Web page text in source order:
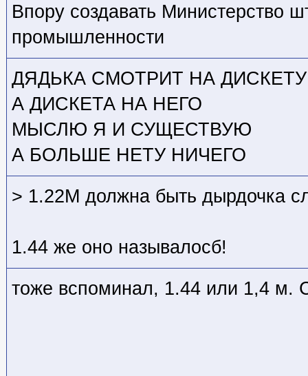
Впору создавать Министерство
промышленности
ДЯДЬКА СМОТРИТ НА ДИСКЕТУ
А ДИСКЕТА НА НЕГО
МЫСЛЮ Я И СУЩЕСТВУЮ
А БОЛЬШЕ НЕТУ НИЧЕГО
> 1.22М должна быть дырдочка
1.44 же оно называлосб!
тоже вспоминал, 1.44 или 1,4 м.